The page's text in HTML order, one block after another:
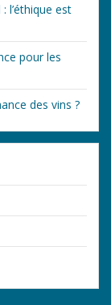
l’éthique est
pour les
des vins ?